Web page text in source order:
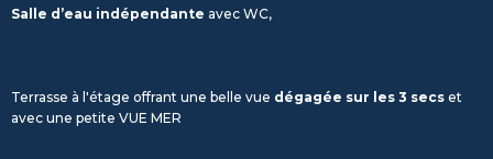
Salle d’eau indépendante avec WC,
Terrasse à l'étage offrant une belle vue dégagée sur les 3 secs et
avec une petite VUE MER